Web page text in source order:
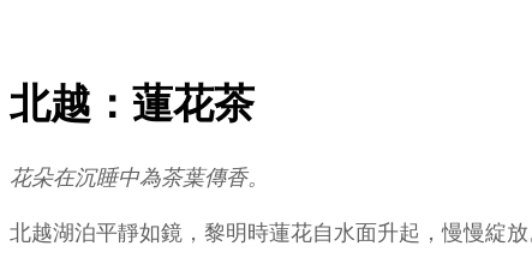
北越：蓮花茶
花朵在沉睡中為茶葉傳香。
北越湖泊平靜如鏡，黎明時蓮花自水面升起，慢慢綻